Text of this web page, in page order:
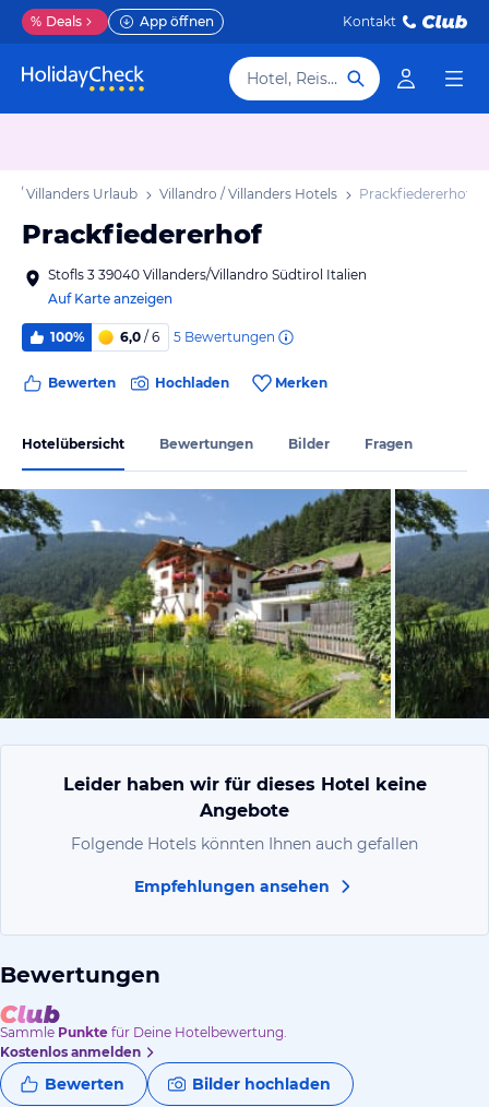
% Deals App öffnen Kontakt
Hotel, Reiseziel
/ Villanders Urlaub Villandro / Villanders Hotels Prackfiedererhof
Prackfiedererhof
Stofls 3 39040 Villanders/Villandro Südtirol Italien
Auf Karte anzeigen
100% 6,0 / 6 5 Bewertungen
Bewerten Hochladen Merken
Hotelübersicht Bewertungen Bilder Fragen
vom
Leider haben wir für dieses Hotel keine
Angebote
Folgende Hotels könnten Ihnen auch gefallen
Empfehlungen ansehen
Bewertungen
Sammle Punkte für Deine Hotelbewertung.
Kostenlos anmelden
Bewerten Bilder hochladen